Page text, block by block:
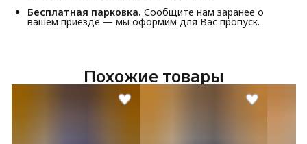
Бесплатная парковка. Сообщите нам заранее о
вашем приезде — мы оформим для Вас пропуск.
Похожие товары